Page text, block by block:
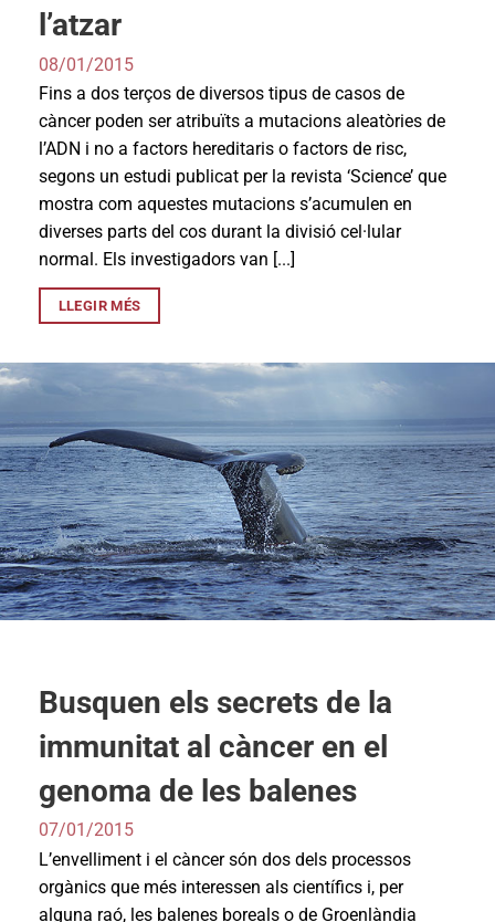
l’atzar
08/01/2015
Fins a dos terços de diversos tipus de casos de
càncer poden ser atribuïts a mutacions aleatòries de
l’ADN i no a factors hereditaris o factors de risc,
segons un estudi publicat per la revista ‘Science’ que
mostra com aquestes mutacions s’acumulen en
diverses parts del cos durant la divisió cel·lular
normal. Els investigadors van [...]
LLEGIR MÉS
Busquen els secrets de la
immunitat al càncer en el
genoma de les balenes
07/01/2015
L’envelliment i el càncer són dos dels processos
orgànics que més interessen als científics i, per
alguna raó, les balenes boreals o de Groenlàndia